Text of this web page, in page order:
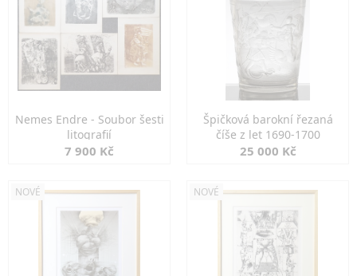
Nemes Endre - Soubor šesti
litografií
7 900 Kč
Špičková barokní řezaná
číše z let 1690-1700
25 000 Kč
NOVÉ NOVÉ